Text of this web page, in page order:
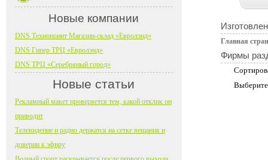
Главная
Фирмы
Новые компании
DNS Технопоинт Магазин-склад «Евролэнд»
DNS Гипер ТРЦ «Евролэнд»
DNS ТРЦ «Серебряный город»
Новые статьи
Рекламный макет проверяется тем, какой отклик он
приводит
Телевидение и радио держатся на сетке вещания и
доверии к эфиру